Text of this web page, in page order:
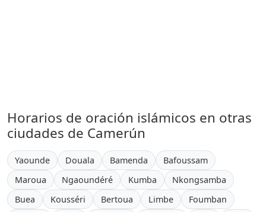
Horarios de oración islámicos en otras
ciudades de Camerún
Yaounde Douala Bamenda
Bafoussam
Maroua
Ngaoundéré Kumba
Nkongsamba
Buea
Kousséri Bertoua Limbe
Foumban